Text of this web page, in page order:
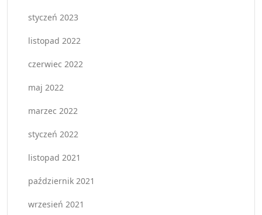
styczeń 2023
listopad 2022
czerwiec 2022
maj 2022
marzec 2022
styczeń 2022
listopad 2021
październik 2021
wrzesień 2021